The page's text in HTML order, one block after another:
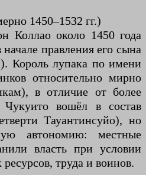
1450–1532 гг.)
Коллао около 1450 года
правления его сына
Король лупака по имени
относительно мирно
в отличие от более
Чукуито вошёл в состав
Тауантинсуйо), но
автономию: местные
власть при условии
труда и воинов.